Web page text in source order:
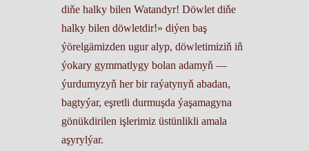
diňe halky bilen Watandyr! Döwlet diňe
halky bilen döwletdir!» diýen baş
ýörelgämizden ugur alyp, döwletimiziň iň
ýokary gymmatlygy bolan adamyň —
ýurdumyzyň her bir raýatynyň abadan,
bagtyýar, eşretli durmuşda ýaşamagyna
gönükdirilen işlerimiz üstünlikli amala
aşyrylýar.